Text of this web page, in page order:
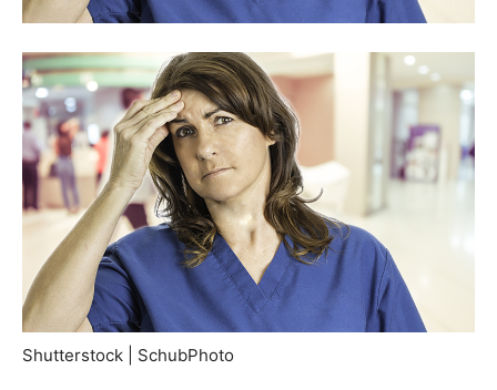
Shutterstock | SchubPhoto